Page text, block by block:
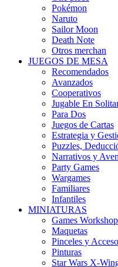
Pokémon
Naruto
Sailor Moon
Death Note
Otros merchan
JUEGOS DE MESA
Recomendados
Avanzados
Cooperativos
Jugable En
Para Dos
Juegos de Cartas
Estrategia y
Puzzles,
Narrativos y
Party Games
Wargames
Familiares
Infantiles
MINIATURAS
Games Workshop
Maquetas
Pinceles y
Pinturas
Star Wars X-